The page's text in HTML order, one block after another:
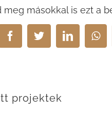
meg másokkal is ezt a
FacebookTwitterLinkedIn
projektek